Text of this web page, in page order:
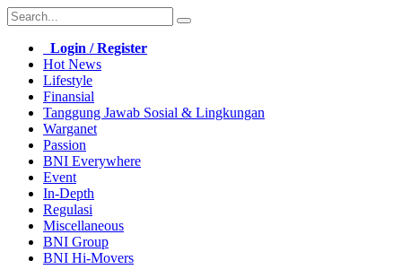
Login / Register
Hot News
Lifestyle
Finansial
Tanggung Jawab Sosial & Lingkungan
Warganet
Passion
BNI Everywhere
Event
In-Depth
Regulasi
Miscellaneous
BNI Group
BNI Hi-Movers